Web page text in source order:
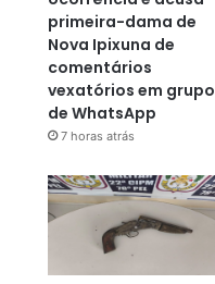
primeira-dama de
Nova Ipixuna de
comentários
vexatórios em grupo
de WhatsApp
7 horas atrás